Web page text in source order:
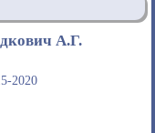
А.Г.
2020